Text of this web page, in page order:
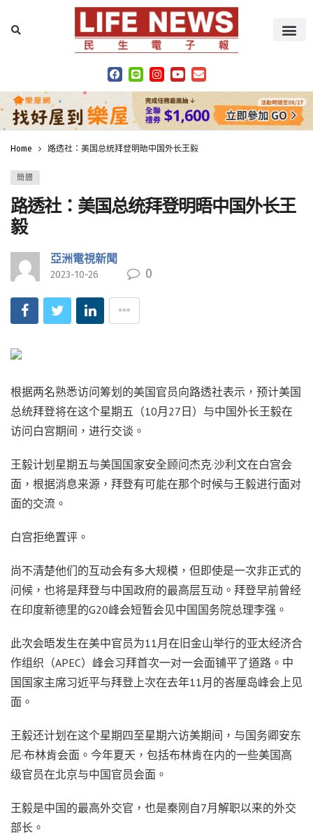
Home 路透社：美国总统拜登明晤中国外长王毅
簡體
路透社：美国总统拜登明晤中国外长王
毅
亞洲電視新聞
2023-10-26 0
根据两名熟悉访问筹划的美国官员向路透社表示，预计美国
总统拜登将在这个星期五（10月27日）与中国外长王毅在
访问白宫期间，进行交谈。
王毅计划星期五与美国国家安全顾问杰克·沙利文在白宫会
面，根据消息来源，拜登有可能在那个时候与王毅进行面对
面的交流。
白宫拒绝置评。
尚不清楚他们的互动会有多大规模，但即使是一次非正式的
问候，也将是拜登与中国政府的最高层互动。拜登早前曾经
在印度新德里的G20峰会短暂会见中国国务院总理李强。
此次会晤发生在美中官员为11月在旧金山举行的亚太经济合
作组织（APEC）峰会习拜首次一对一会面铺平了道路。中
国国家主席习近平与拜登上次在去年11月的峇厘岛峰会上见
面。
王毅还计划在这个星期四至星期六访美期间，与国务卿安东
尼·布林肯会面。今年夏天，包括布林肯在内的一些美国高
级官员在北京与中国官员会面。
王毅是中国的最高外交官，也是秦刚自7月解职以来的外交
部长。